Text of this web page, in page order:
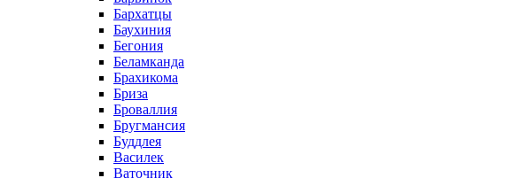
Бархатцы
Баухиния
Бегония
Беламканда
Брахикома
Бриза
Броваллия
Бругмансия
Буддлея
Василек
Ваточник